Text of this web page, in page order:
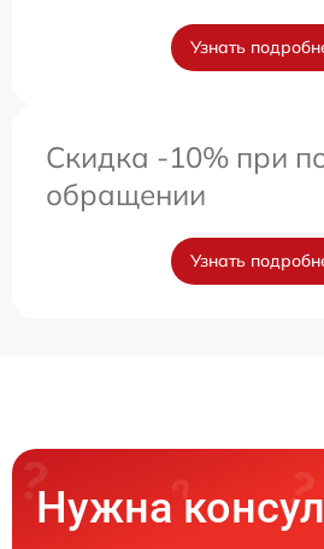
Узнать
Скидка -10% при
обращении
Узнать
Нужна